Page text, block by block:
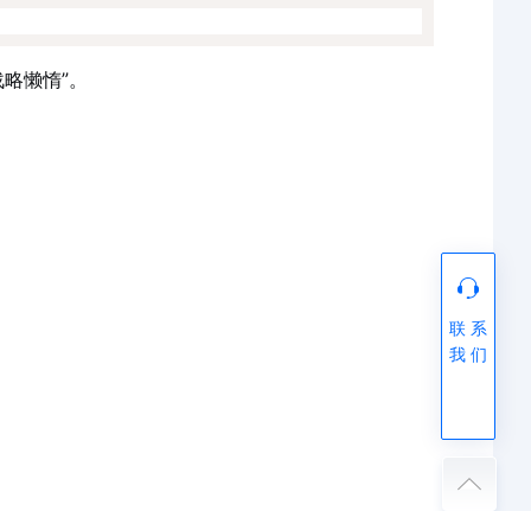
懒惰”。
联 系
我 们